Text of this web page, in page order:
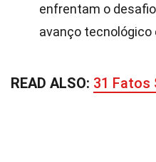
enfrentam o
avanço tecnológico
READ ALSO: 31 Fatos